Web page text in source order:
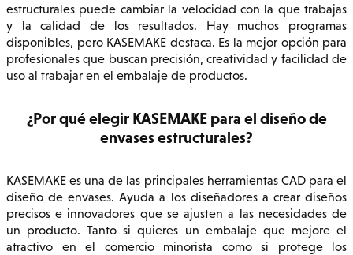
estructurales puede cambiar la velocidad con la que trabajas
y la calidad de los resultados. Hay muchos programas
disponibles, pero KASEMAKE destaca. Es la mejor opción para
profesionales que buscan precisión, creatividad y facilidad de
uso al trabajar en el embalaje de productos.
¿Por qué elegir KASEMAKE para el diseño de
envases estructurales?
KASEMAKE es una de las principales herramientas CAD para el
diseño de envases. Ayuda a los diseñadores a crear diseños
precisos e innovadores que se ajusten a las necesidades de
un producto. Tanto si quieres un embalaje que mejore el
atractivo en el comercio minorista como si protege los